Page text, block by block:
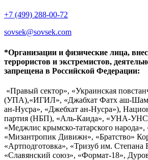
+7 (499) 288-00-72
sovsek@sovsek.com
*Организации и физические лица,
террористов и экстремистов,
запрещена в Российской Федерации:
«Правый сектор», «Украинская
(УПА),«ИГИЛ», «Джабхат Фатх аш-
ан-Нусра», «Джебхат ан-Нусра»),
партия (НБП), «Аль-Каида», «УНА-
«Меджлис крымско-татарского
«Мизантропик Дивижн», «Братство»
«Артподготовка», «Тризуб им.
«Славянский союз», «Формат-18»,